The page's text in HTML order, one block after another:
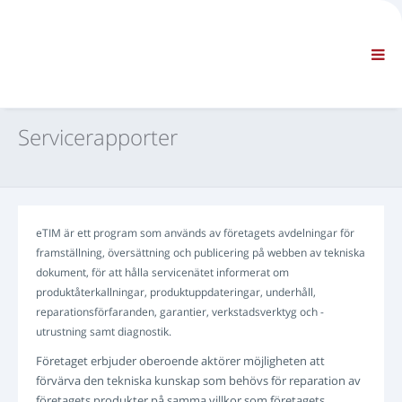
STANDARDNAVIGERING
VILLKOR
Reservdelskatalog
Utbildning
Tidsscheman för reparationer / utrustning
Special Tools
Diagnosinstrument
Omprogrammering av styrmodul
Räddningsmaterial
Servicerapporter
eTIM är ett program som används av företagets avdelningar för
framställning, översättning och publicering på webben av tekniska
dokument, för att hålla servicenätet informerat om
produktåterkallningar, produktuppdateringar, underhåll,
reparationsförfaranden, garantier, verkstadsverktyg och -
utrustning samt diagnostik.
Företaget erbjuder oberoende aktörer möjligheten att
förvärva den tekniska kunskap som behövs för reparation av